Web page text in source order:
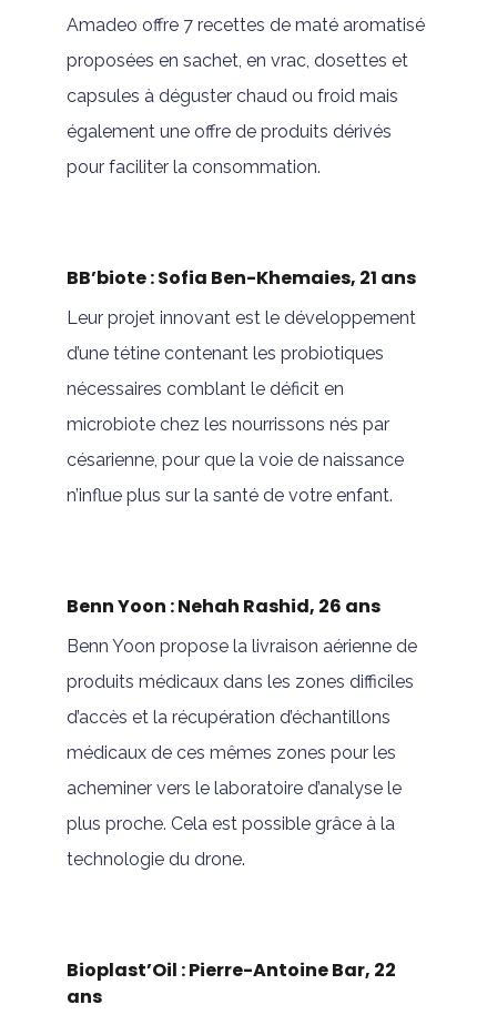
Amadeo offre 7 recettes de maté aromatisé
proposées en sachet, en vrac, dosettes et
capsules à déguster chaud ou froid mais
également une offre de produits dérivés
pour faciliter la consommation.
BB’biote : Sofia Ben-Khemaies, 21 ans
Leur projet innovant est le développement
d’une tétine contenant les probiotiques
nécessaires comblant le déficit en
microbiote chez les nourrissons nés par
césarienne, pour que la voie de naissance
n’influe plus sur la santé de votre enfant.
Benn Yoon : Nehah Rashid, 26 ans
Benn Yoon propose la livraison aérienne de
produits médicaux dans les zones difficiles
d’accès et la récupération d’échantillons
médicaux de ces mêmes zones pour les
acheminer vers le laboratoire d’analyse le
plus proche. Cela est possible grâce à la
technologie du drone.
Bioplast’Oil : Pierre-Antoine Bar, 22
ans